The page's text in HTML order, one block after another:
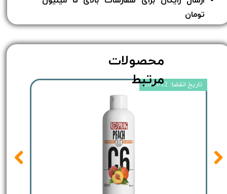
تومان​​​​​​​
تاریخ انقضا: 2025/12
محصولات
مرتبط